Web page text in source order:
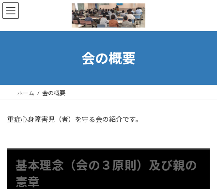
コ
ン
ン
ナ
ビ
ー
会の概要
ホーム 会の概要
重症心身障害児（者）を守る会の紹介です。
基本理念（会の３原則）及び親の
憲章